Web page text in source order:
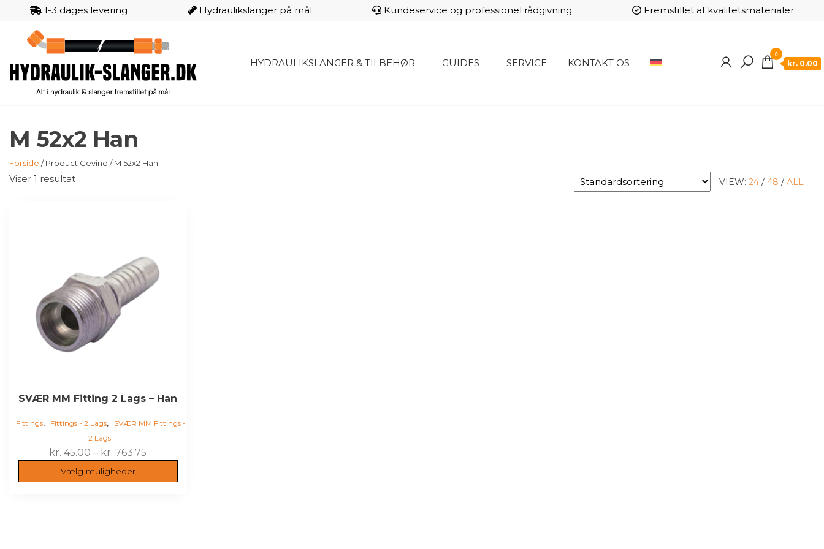
1-3 dages levering Hydraulikslanger på mål Kundeservice og professionel rådgivning
Fremstillet af kvalitetsmaterialer
HYDRAULIKSLANGER & TILBEHØR GUIDES SERVICE KONTAKT OS
0
kr. 0.00
M 52x2 Han
Forside / Product Gevind / M 52x2 Han
VIEW: 24 / 48 / ALL
Viser 1 resultat
SVÆR MM Fitting 2 Lags – Han
Fittings, Fittings - 2 Lags,
SVÆR MM Fittings -
2 Lags
kr. 45.00 – kr. 763.75
til
Vælg muligheder
Mulighederne
vælges
varesiden